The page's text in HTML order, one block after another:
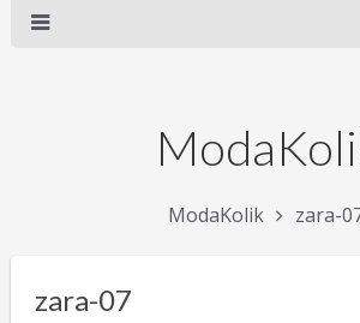
ModaKolik zara-
zara-07